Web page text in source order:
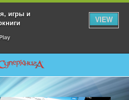
игры и
VIEW
Return to Content